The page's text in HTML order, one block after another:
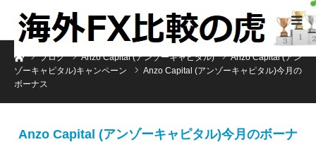
ホームブログ Anzo Capital (アンゾーキャピタル)
Anzo Capital (アン
ゾーキャピタル)キャンペーン
Anzo Capital (アンゾーキャピタル)今月の
ボーナス
Anzo Capital (アンゾーキャピタル)今月のボーナ